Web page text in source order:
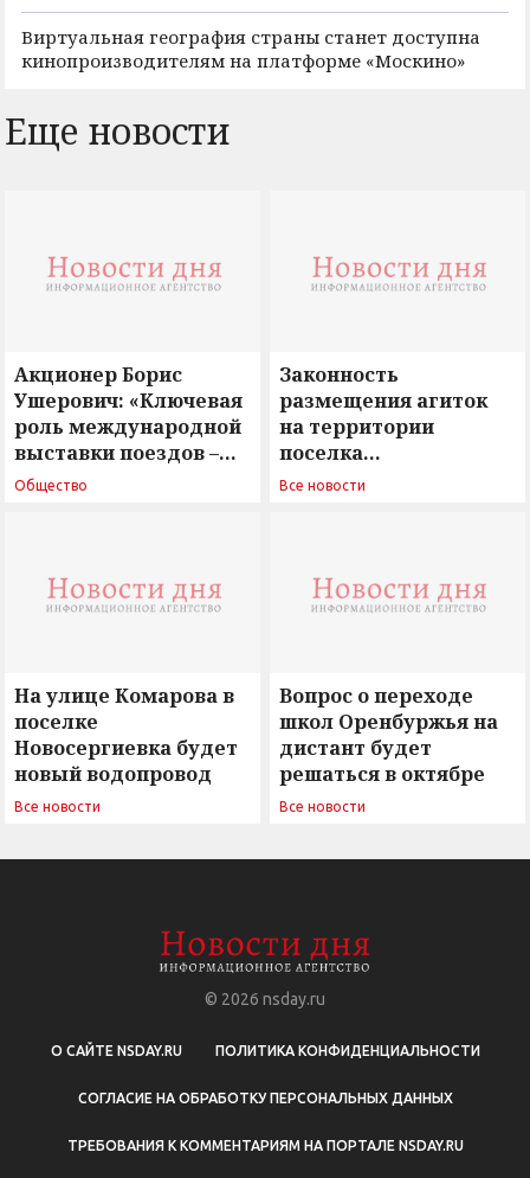
Виртуальная география страны станет доступна
кинопроизводителям на платформе «Москино»
Еще новости
Акционер Борис
Ушерович: «Ключевая
роль международной
выставки поездов –
поиск ответов на
Общество
Законность
размещения агиток
на территории
поселка
Новосергиевка
Все новости
На улице Комарова в
поселке
Новосергиевка будет
новый водопровод
Все новости
Вопрос о переходе
школ Оренбуржья на
дистант будет
решаться в октябре
Все новости
© 2026 nsday.ru
О САЙТЕ NSDAY.RU ПОЛИТИКА КОНФИДЕНЦИАЛЬНОСТИ
СОГЛАСИЕ НА ОБРАБОТКУ ПЕРСОНАЛЬНЫХ ДАННЫХ
ТРЕБОВАНИЯ К КОММЕНТАРИЯМ НА ПОРТАЛЕ NSDAY.RU